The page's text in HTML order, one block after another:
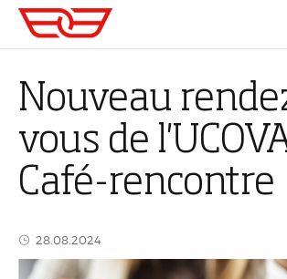
Mission et objectifs
Actualités
Nouveau
vous de
Café-rencontre
28.08.2024